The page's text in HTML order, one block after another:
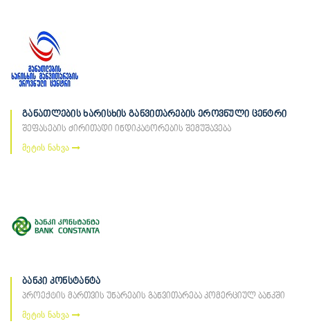
განათლების ხარისხის განვითარების ეროვნული ცენტრი
შეფასების ძირითადი ინდიკატორების შემუშავება
მეტის ნახვა
ბანკი კონსტანტა
პროექტის მართვის უნარების განვითარება კომერციულ ბანკში
მეტის ნახვა